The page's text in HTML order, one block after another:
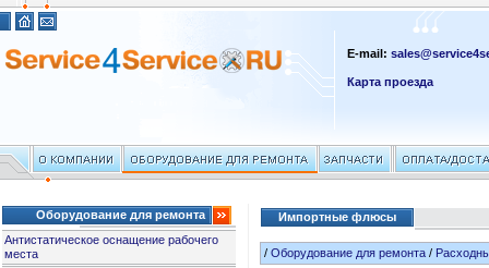
E-mail:
Карта проезда
Оборудование для ремонта
Антистатическое оснащение рабочего
места
Импортные флюсы
/Оборудование для ремонта /